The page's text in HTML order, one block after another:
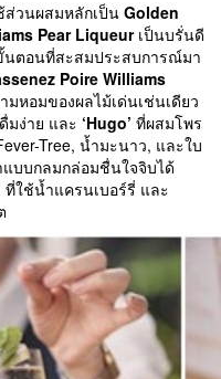
ส่วนผสมหลักเป็น Golden
Pear Liqueurเป็นบรั่นดี
นตอนที่สะสมประสบการณ์มา
Poire Williams
มหอมของผลไม้เด่นเช่นเดียว
มง่าย และ ‘Hugo’ ที่ผสมโพร
Tree, น้ำมะนาว, และใบ
บบกลมกล่อมชื่นใจจิบได้
ที่ใช้น้ำแครนเบอร์รี่ และ